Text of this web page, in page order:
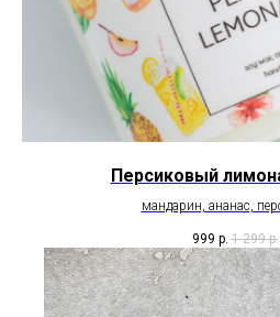
Персиковый
мандарин, ананас,
999 р. 1 299 р.